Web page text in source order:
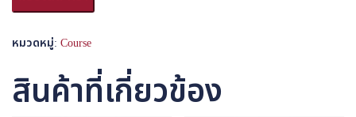
หมวดหมู่: Course
สินค้าที่เกี่ยวข้อง